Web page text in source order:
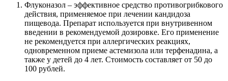
Флуконазол – эффективное средство противогрибкового
действия, применяемое при лечении кандидоза
пищевода. Препарат используется при внутривенном
введении в рекомендуемой дозировке. Его применение
не рекомендуется при аллергических реакциях,
одновременном приеме астемизола или терфенадина, а
также у детей до 4 лет. Стоимость составляет от 50 до
100 рублей.